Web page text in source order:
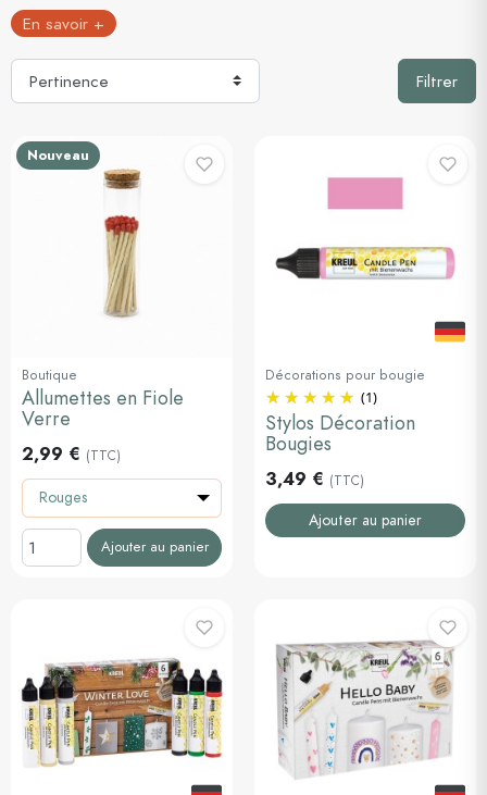
En savoir +
Filtrer
Nouveau
Boutique
Allumettes en Fiole
Verre
2,99 € (TTC)
Rouges
Ajouter au panier
Décorations pour bougie
(1)
Stylos Décoration
Bougies
3,49 € (TTC)
Ajouter au panier